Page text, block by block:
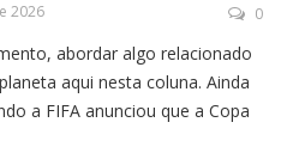
2026 0
abordar algo relacionado
aqui nesta coluna. Ainda
a FIFA anunciou que a Copa